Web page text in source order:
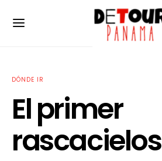
DÓNDE IR
El primer
rascacielos